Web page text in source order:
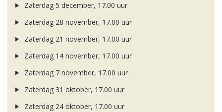
Zaterdag 5 december, 17.00 uur
Zaterdag 28 november, 17.00 uur
Zaterdag 21 november, 17.00 uur
Zaterdag 14 november, 17.00 uur
Zaterdag 7 november, 17.00 uur
Zaterdag 31 oktober, 17.00 uur
Zaterdag 24 oktober, 17.00 uur